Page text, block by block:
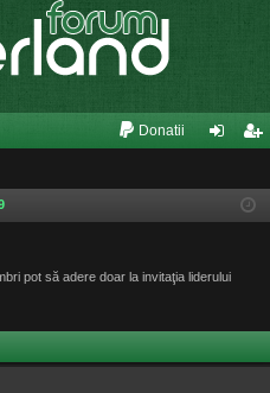
Donatii
ca
eg
pot să adere doar la invitaţia liderului